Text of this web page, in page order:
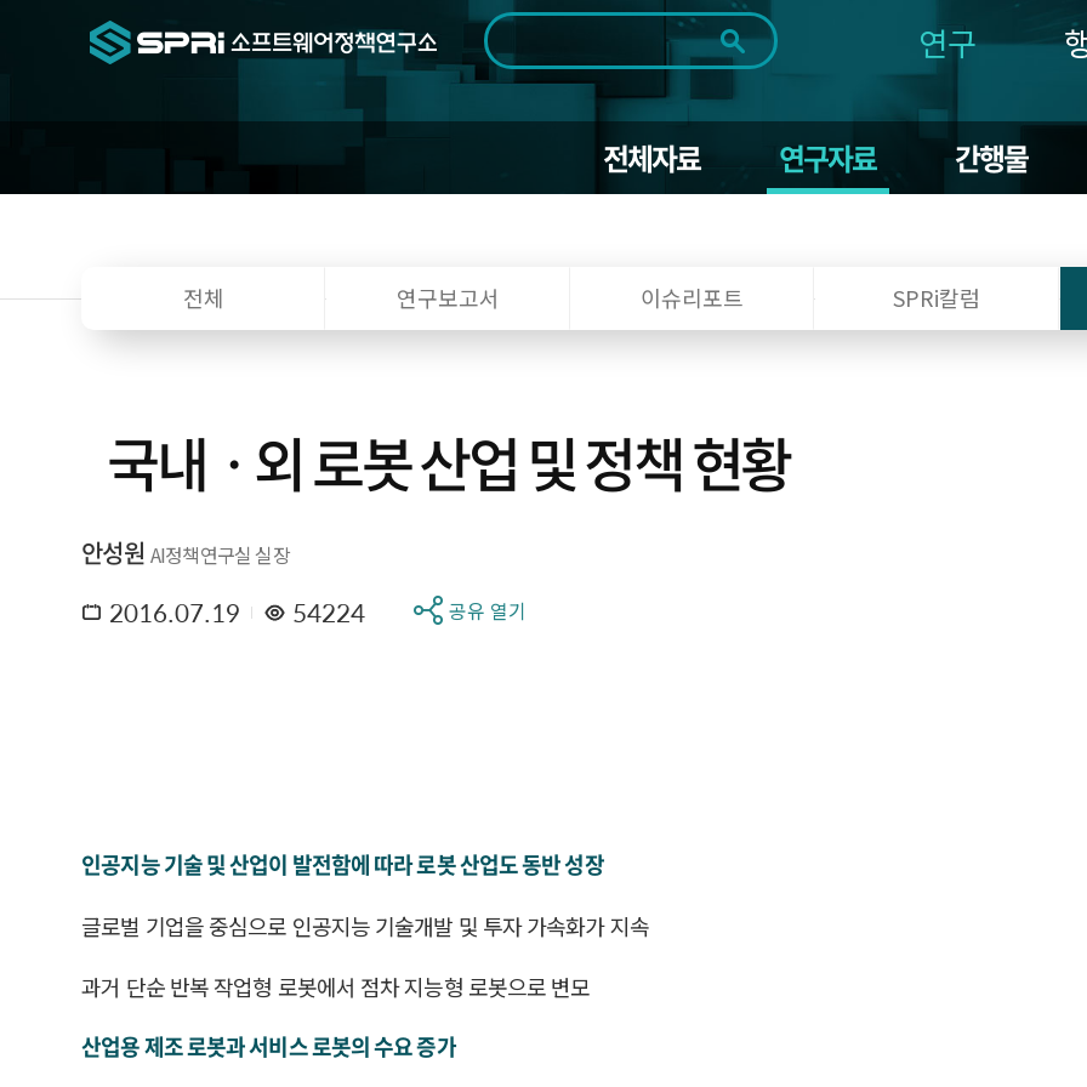
검색범위 전체
기간 전체 1일 1주 1개월 3개월 1년
~
연구
전체자료 연구자료 간행물
전체 연구보고서 이슈리포트 SPRi칼럼
국내ㆍ외 로봇 산업 및 정책 현황
안성원 AI정책연구실 실장
2016.07.19 54224 공유 열기
인공지능 기술 및 산업이 발전함에 따라 로봇 산업도 동반 성장
글로벌 기업을 중심으로 인공지능 기술개발 및 투자 가속화가 지속
과거 단순 반복 작업형 로봇에서 점차 지능형 로봇으로 변모
산업용 제조 로봇과 서비스 로봇의 수요 증가